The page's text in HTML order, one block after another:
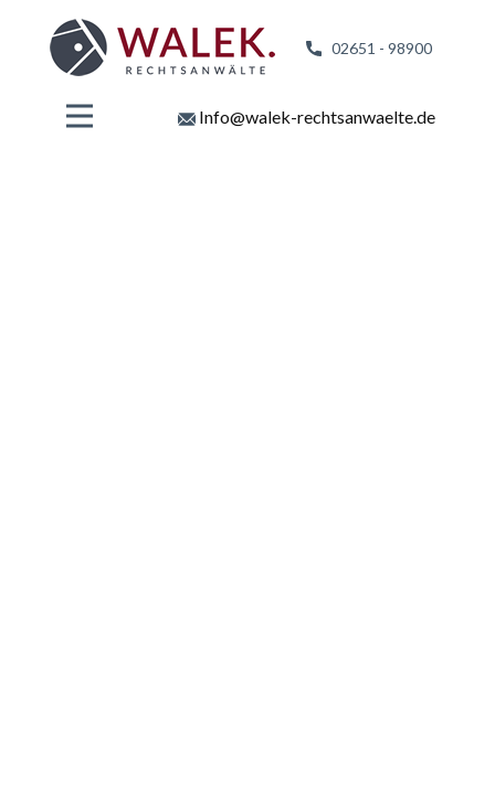
02651 - 98900
Info@walek-rechtsanwaelte.de